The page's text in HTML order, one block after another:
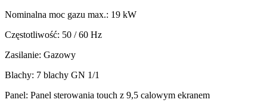
Nominalna moc gazu max.: 19 kW
Częstotliwość: 50 / 60 Hz
Zasilanie: Gazowy
Blachy: 7 blachy GN 1/1
Panel: Panel sterowania touch z 9,5 calowym ekranem